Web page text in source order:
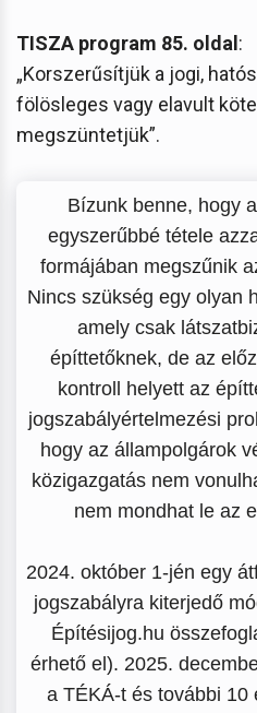
TISZA program 85. oldal :
„Korszerűsítjük a jogi,
fölösleges vagy elavult
megszüntetjük”.
Bízunk benne, hogy
egyszerűbbé tétele
formájában megszűnik
Nincs szükség egy olyan
amely csak
építtetőknek, de az
kontroll helyett az
jogszabályértelmezési
hogy az állampolgárok
közigazgatás nem
nem mondhat le az
2024. október 1-jén egy
jogszabályra kiterjedő
Építésijog.hu
érhető el). 2025.
a TÉKÁ-t és további 10